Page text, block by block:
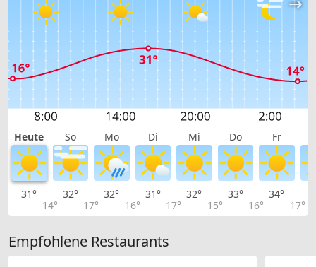
Heute So Mo Di Mi Do Fr
31°
14°
32°
17°
32°
16°
31°
17°
32°
15°
33°
16°
34°
17°
Empfohlene Restaurants